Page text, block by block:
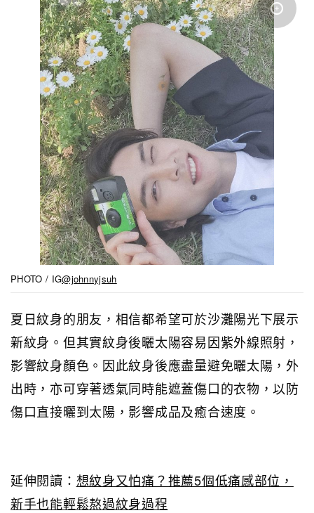
PHOTO / IG@johnnyjsuh
夏日紋身的朋友，相信都希望可於沙灘陽光下展示
新紋身。但其實紋身後曬太陽容易因紫外線照射，
影響紋身顏色。因此紋身後應盡量避免曬太陽，外
出時，亦可穿著透氣同時能遮蓋傷口的衣物，以防
傷口直接曬到太陽，影響成品及癒合速度。
延伸閱讀： 想紋身又怕痛？推薦5個低痛感部位，
新手也能輕鬆熬過紋身過程